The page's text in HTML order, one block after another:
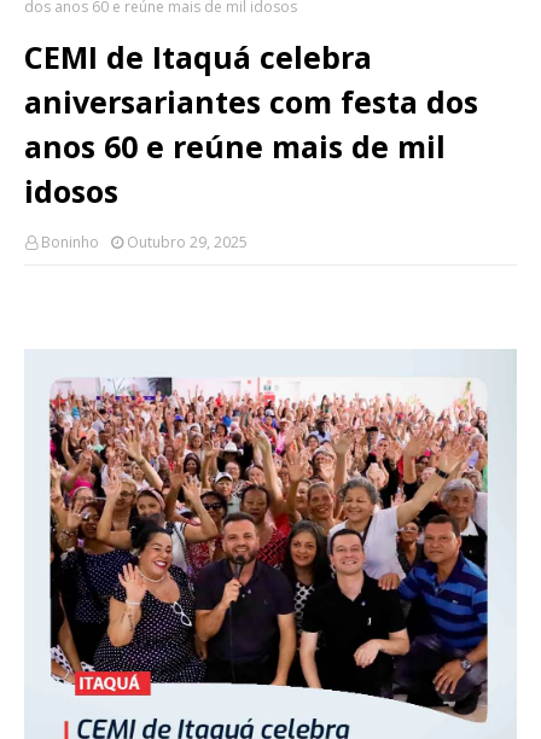
dos anos 60 e reúne mais de mil idosos
CEMI de Itaquá celebra
aniversariantes com festa dos
anos 60 e reúne mais de mil
idosos
Boninho Outubro 29, 2025